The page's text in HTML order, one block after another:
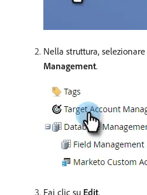
Nella struttura, selezionare
Management.
Fai clic su Edit.